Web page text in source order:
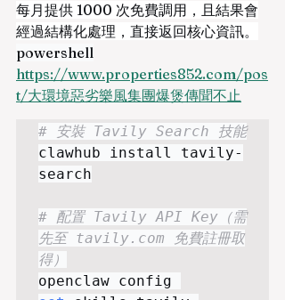
每月提供 1000 次免費調用，且結果會
經過結構化處理，直接返回核心資訊。
powershell
https://www.properties852.com/pos
t/大環境惡劣樂風集團爆煲傳聞不止
# 安裝 Tavily Search 技能
clawhub install tavily-
search
# 配置 Tavily API Key（需
先至 tavily.com 免費註冊取
得）